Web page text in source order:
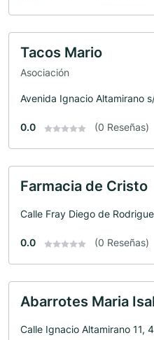
Tacos Mario
Asociación
Avenida Ignacio Altamirano
0.0 (0 Reseñas)
Farmacia de Cristo
Calle Fray Diego de
0.0 (0 Reseñas)
Abarrotes Maria
Calle Ignacio Altamirano 11,